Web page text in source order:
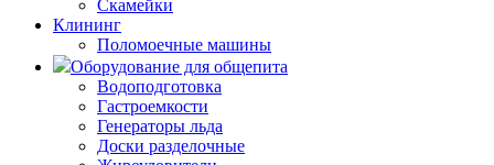
Скамейки
Клининг
Поломоечные машины
Оборудование для общепита
Водоподготовка
Гастроемкости
Генераторы льда
Доски разделочные